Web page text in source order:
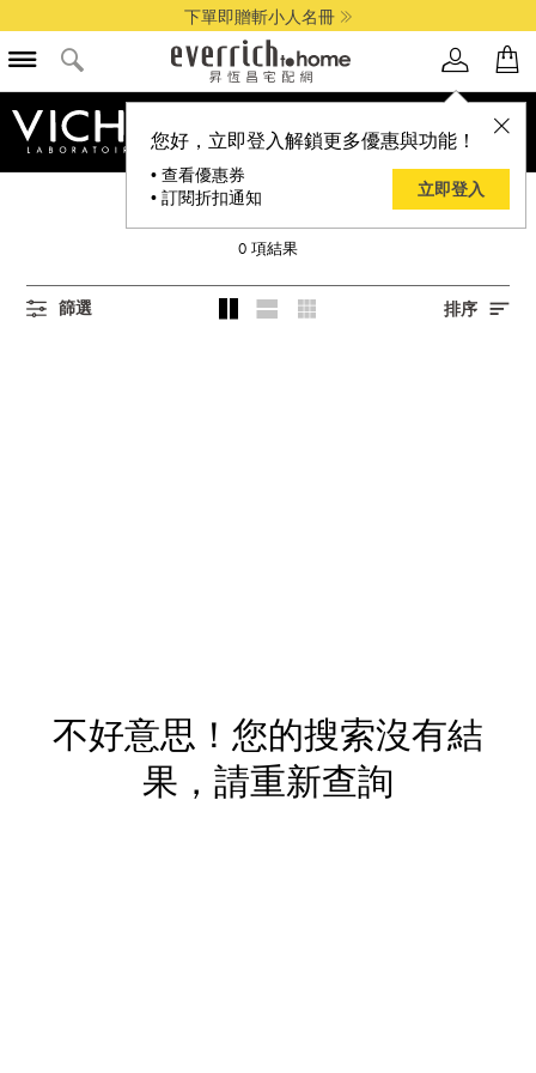
下單即贈斬小人名冊
您好，立即登入解鎖更多優惠與功能！
• 查看優惠券
• 訂閱折扣通知
立即登入
品牌選單
VICHY 薇姿
0 項結果
篩選 排序
不好意思！您的搜索沒有結
果，請重新查詢